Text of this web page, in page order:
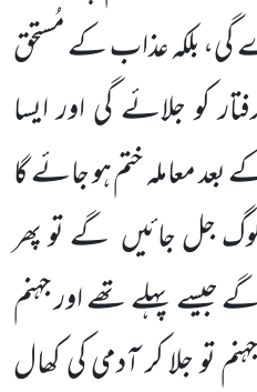
بلکہ عذاب کے مُستحق
کو جلائے گی اور ایسا
بعد معاملہ ختم ہو جائے گا
جل جائیں گے تو پھر
جیسے پہلے تھے اور جہنم
تو جلا کر آدمی کی کھال